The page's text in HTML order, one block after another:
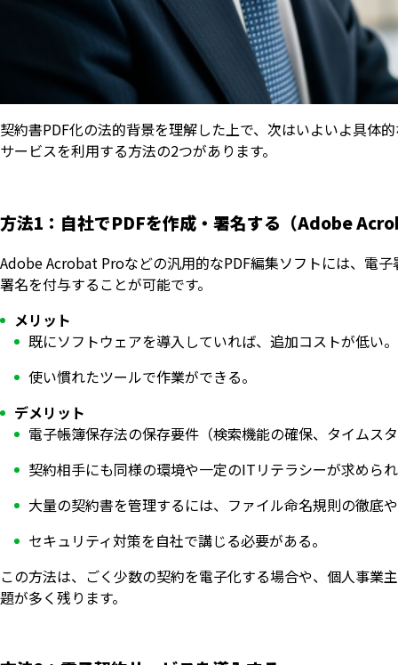
契約書PDF化の法的背景を理解した上で、次はいよいよ具体
サービスを利用する方法の2つがあります。
方法1：自社でPDFを作成・署名する（Adobe
Adobe Acrobat Proなどの汎用的なPDF編集ソフトには、電
署名を付与することが可能です。
メリット
既にソフトウェアを導入していれば、追加コストが低い。
使い慣れたツールで作業ができる。
デメリット
電子帳簿保存法の保存要件（検索機能の確保、タイムス
契約相手にも同様の環境や一定のITリテラシーが求めら
大量の契約書を管理するには、ファイル命名規則の徹底
セキュリティ対策を自社で講じる必要がある。
この方法は、ごく少数の契約を電子化する場合や、個人事業
題が多く残ります。